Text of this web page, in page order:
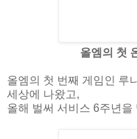
올엠의 첫
올엠의 첫 번째 게임인 루
세상에 나왔고,
올해 벌써 서비스 6주년을